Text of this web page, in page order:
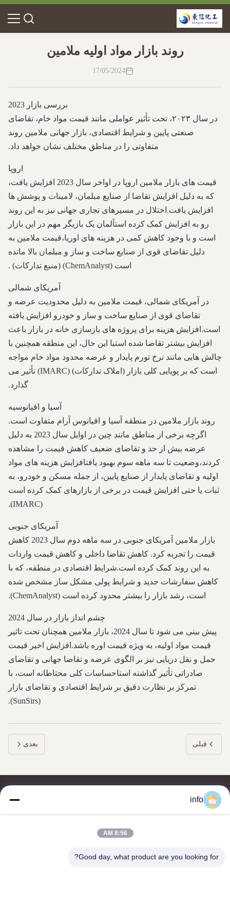
روند بازار مواد اولیه ملامین
17/05/2024
بررسی بازار 2023
در سال ۲۰۲۳، تحت تأثیر عواملی مانند قیمت مواد خام، تقاضای
صنعتی پایین و شرایط اقتصادی، بازار جهانی ملامین روند
متفاوتی را در مناطق مختلف نشان خواهد داد.
اروپا
قیمت های بازار ملامین اروپا در اواخر سال 2023 افزایش یافت،
که به دلیل افزایش تقاضا از صنایع مبلمان، لامینات و پوشش ها
افزایش یافت.اختلال در مسیرهای تجاری جهانی نیز به این روند
رو به افزایش کمک کرده استآلمان یک بازیگر مهم در این بازار
است و با وجود کاهش کمی در هزینه های اوریا،قیمت ملامین به
دلیل تقاضای قوی از صنایع ساخت و ساز و مبلمان بالا مانده
است (ChemAnalyst) (منبع تدارکات) .
آمریکای شمالی
در آمریکای شمالی، قیمت ملامین به دلیل محدودیت عرضه و
تقاضای قوی از صنایع ساخت و ساز و خودرو افزایش یافته
است.افزایش هزینه برای پروژه های بازسازی خانه در بازار باعث
افزایش بیشتر تقاضا شده استبا این حال، این منطقه همچنین با
چالش هایی مانند نرخ تورم پایدار و عرضه محدود مواد خام مواجه
است که بر پویایی کلی بازار (املاک تدارکات) (IMARC) تأثیر می
گذارد.
آسیا و اقیانوسیه
روند بازار ملامین در منطقه آسیا و اقیانوس آرام متفاوت است.
اگرچه برخی از مناطق مانند چین در اوایل سال 2023 به دلیل
عرضه بیش از حد و تقاضای ضعیف کاهش قیمت را مشاهده
کردند،وضعیت تا سه ماهه سوم بهبود یافتافزایش هزینه های مواد
اولیه و تقاضای پایدار از صنایع پایین، از جمله مسکن و خودرو، به
ثبات یا حتی افزایش قیمت در برخی از بازارهای کمک کرده است
(IMARC).
آمریکای جنوبی
بازار ملامین آمریکای جنوبی در سه ماهه دوم سال 2023 کاهش
قیمت را تجربه کرد. کاهش تقاضا داخلی و کاهش قیمت واردات
به این روند کمک کرده است.شرایط اقتصادی در منطقه، که با
کاهش سفارشات جدید و شرایط پولی مشکل ساز مشخص شده
است، رشد بازار را بیشتر محدود کرده است (ChemAnalyst).
چشم انداز بازار در سال 2024
پیش بینی می شود تا سال 2024، بازار ملامین همچنان تحت تاثیر
قیمت مواد اولیه، به ویژه قیمت اوره باشد.افزایش اخیر قیمت
حمل و نقل دریایی نیز بر الگوی عرضه و تقاضا جهانی و تقاضای
صادراتی تأثیر گذاشته استاحساسات کلی محتاطانه است، با
تمرکز بر نظارت دقیق بر شرایط اقتصادی و تقاضای بازار
(SunSirs).
قبلی بعدی
ملامین، ترکیب قالب سازی اوره، پودر شیشه، ظروف میز ملامین،
info
8:56 AM
Good day, what product are you looking for?